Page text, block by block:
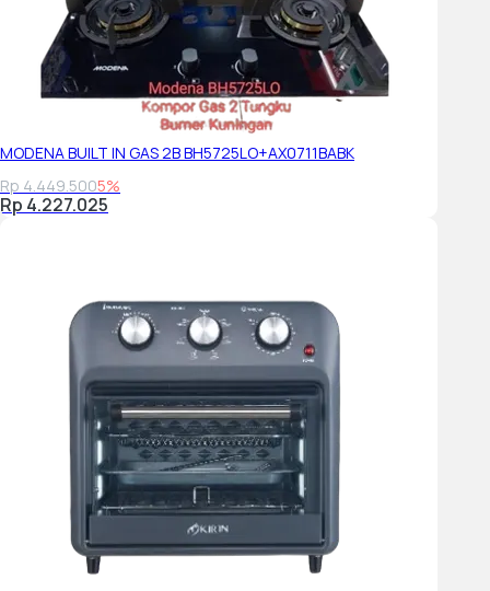
MODENA BUILT IN GAS 2B BH5725LO+AX0711BABK
Rp 4.449.5005%
Rp 4.227.025